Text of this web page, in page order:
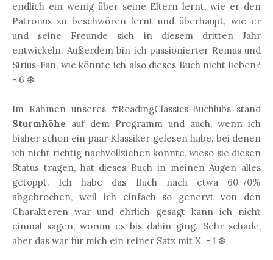
endlich ein wenig über seine Eltern lernt, wie er den
Patronus zu beschwören lernt und überhaupt, wie er
und seine Freunde sich in diesem dritten Jahr
entwickeln. Außerdem bin ich passionierter Remus und
Sirius-Fan, wie könnte ich also dieses Buch nicht lieben?
- 6 ❆
Im Rahmen unseres #ReadingClassics-Buchlubs stand
Sturmhöhe auf dem Programm und auch, wenn ich
bisher schon ein paar Klassiker gelesen habe, bei denen
ich nicht richtig nachvollziehen konnte, wieso sie diesen
Status tragen, hat dieses Buch in meinen Augen alles
getoppt. Ich habe das Buch nach etwa 60-70%
abgebrochen, weil ich einfach so genervt von den
Charakteren war und ehrlich gesagt kann ich nicht
einmal sagen, worum es bis dahin ging. Sehr schade,
aber das war für mich ein reiner Satz mit X. - 1 ❆